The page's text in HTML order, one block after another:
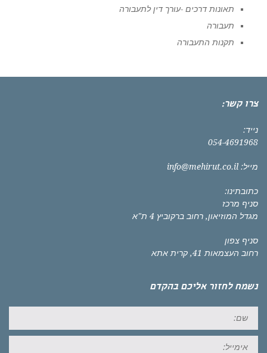
תאונות דרכים -עורך דין לתעבורה
תעבורה
תקנות התעבורה
צרו קשר:
נייד:
054-4691968
מייל: info@mehirut.co.il
כתובתינו:
סניף מרכז
מגדל המוזיאון, רחוב ברקוביץ 4 ת"א
סניף צפון
רחוב העצמאות 41, קרית אתא
נשמח לחזור אליכם בהקדם